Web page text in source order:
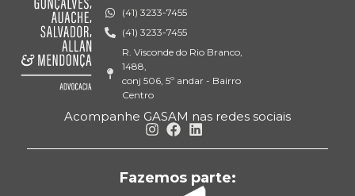
(41) 3233-7455
(41) 3233-7455
R. Visconde do Rio Branco,
1488,
conj 506, 5º andar - Bairro
Centro
Acompanhe GASAM nas redes sociais
Fazemos parte: